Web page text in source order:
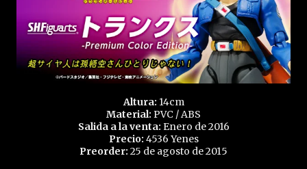
Altura: 14cm
Material: PVC / ABS
Salida a la venta: Enero de 2016
Precio: 4536 Yenes
Preorder: 25 de agosto de 2015